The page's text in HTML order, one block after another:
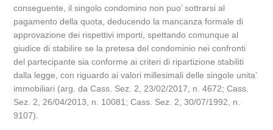
conseguente, il singolo condomino non puo’ sottrarsi al
pagamento della quota, deducendo la mancanza formale di
approvazione dei rispettivi importi, spettando comunque al
giudice di stabilire se la pretesa del condominio nei confronti
del partecipante sia conforme ai criteri di ripartizione stabiliti
dalla legge, con riguardo ai valori millesimali delle singole unita’
immobiliari (arg. da Cass. Sez. 2, 23/02/2017, n. 4672; Cass.
Sez. 2, 26/04/2013, n. 10081; Cass. Sez. 2, 30/07/1992, n.
9107).